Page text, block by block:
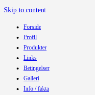
Skip to content
Forside
Profil
Produkter
Links
Betingelser
Galleri
Info / fakta